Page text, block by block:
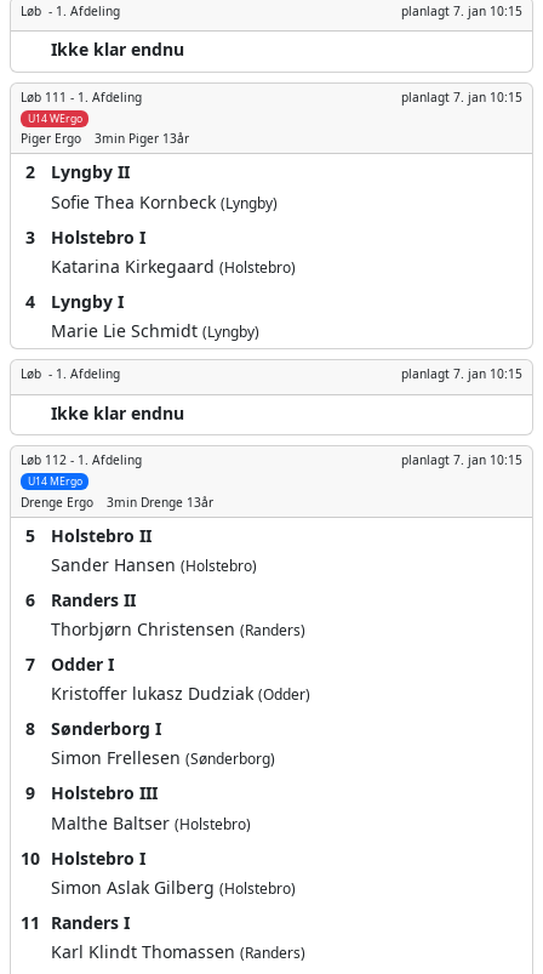
Løb - 1. Afdeling planlagt 7. jan 10:15
Ikke klar endnu
Løb 111 - 1. Afdeling planlagt 7. jan 10:15
U14 WErgo
Piger Ergo 3min Piger 13år
2
Lyngby II
Sofie Thea Kornbeck (Lyngby)
3
Holstebro I
Katarina Kirkegaard (Holstebro)
4
Lyngby I
Marie Lie Schmidt (Lyngby)
Løb - 1. Afdeling planlagt 7. jan 10:15
Ikke klar endnu
Løb 112 - 1. Afdeling planlagt 7. jan 10:15
U14 MErgo
Drenge Ergo 3min Drenge 13år
5
Holstebro II
Sander Hansen (Holstebro)
6
Randers II
Thorbjørn Christensen (Randers)
7
Odder I
Kristoffer lukasz Dudziak (Odder)
8
Sønderborg I
Simon Frellesen (Sønderborg)
9
Holstebro III
Malthe Baltser (Holstebro)
10 Holstebro I
Simon Aslak Gilberg (Holstebro)
11
Randers I
Karl Klindt Thomassen (Randers)